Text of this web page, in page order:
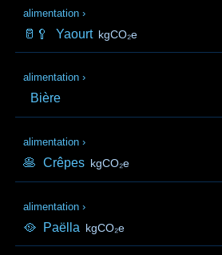
alimentation ›
🥛🥄 Yaourt kgCO₂e
alimentation ›
Bière
alimentation ›
🥞 Crêpes kgCO₂e
alimentation ›
🥘 Paëlla kgCO₂e